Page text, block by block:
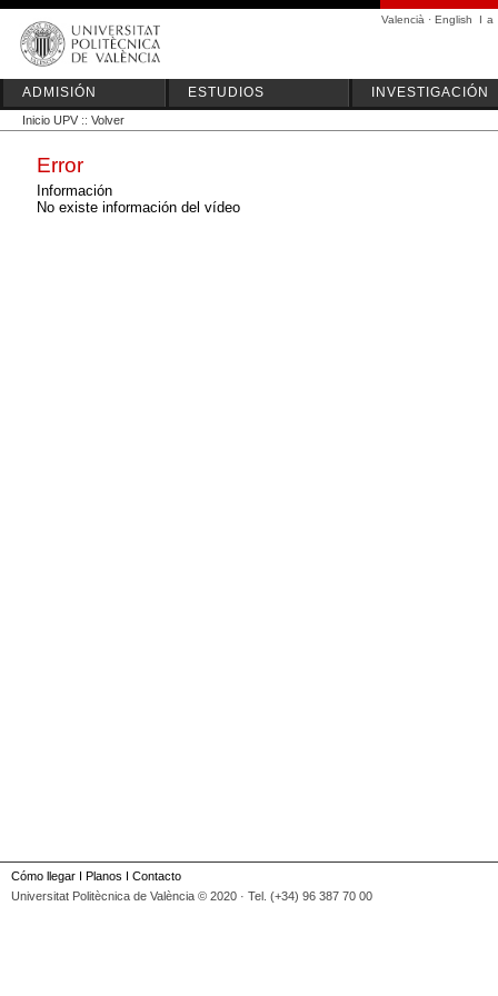
Valencià · English I a
ADMISIÓN ESTUDIOS INVESTIGACIÓN
Inicio UPV :: Volver
Error
Información
No existe información del vídeo
Cómo llegar I Planos I Contacto
Universitat Politècnica de València © 2020 · Tel. (+34) 96 387 70 00